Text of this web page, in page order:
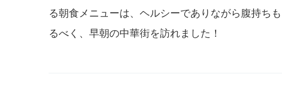
る朝食メニューは、ヘルシーでありながら腹持ち
るべく、早朝の中華街を訪れました！